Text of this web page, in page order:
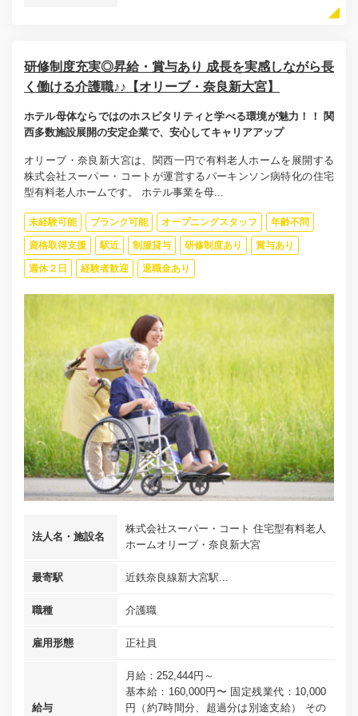
研修制度充実◎昇給・賞与あり 成長を実感しながら長
く働ける介護職♪♪【オリーブ・奈良新大宮】
ホテル母体ならではのホスピタリティと学べる環境が魅力！！ 関
西多数施設展開の安定企業で、安心してキャリアアップ
オリーブ・奈良新大宮は、関西一円で有料老人ホームを展開する
株式会社スーパー・コートが運営するパーキンソン病特化の住宅
型有料老人ホームです。 ホテル事業を母...
未経験可能 ブランク可能 オープニングスタッフ 年齢不問
資格取得支援 駅近 制服貸与 研修制度あり 賞与あり
週休２日 経験者歓迎 退職金あり
法人名・施設名
株式会社スーパー・コート 住宅型有料老人
ホームオリーブ・奈良新大宮
最寄駅 近鉄奈良線新大宮駅...
職種 介護職
雇用形態 正社員
給与
月給：252,444円～
基本給：160,000円〜 固定残業代：10,000
円（約7時間分、超過分は別途支給） その